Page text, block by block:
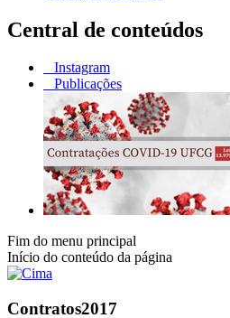
Central de conteúdos
Instagram
Publicações
Fim do menu principal
Início do conteúdo da página
Contratos2017